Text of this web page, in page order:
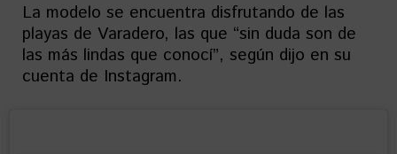
La modelo se encuentra disfrutando de las
playas de Varadero, las que “sin duda son de
las más lindas que conocí”, según dijo en su
cuenta de Instagram.